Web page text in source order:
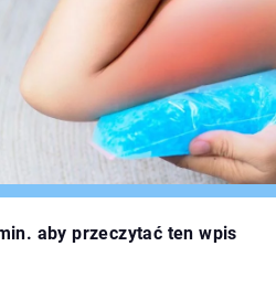
aby przeczytać ten wpis